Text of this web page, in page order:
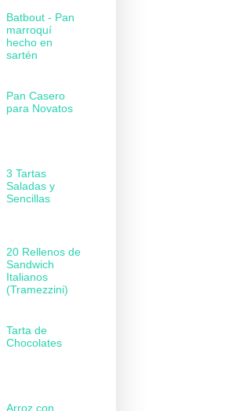
Batbout - Pan
marroquí
hecho en
sartén
Pan Casero
para Novatos
3 Tartas
Saladas y
Sencillas
20 Rellenos de
Sandwich
Italianos
(Tramezzini)
Tarta de
Chocolates
Arroz con